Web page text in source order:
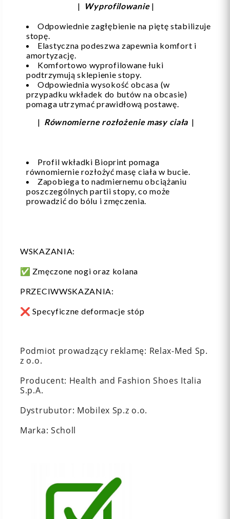
| Wyprofilowanie|
Odpowiednie zagłębienie na piętę stabilizuje
stopę.
Elastyczna podeszwa zapewnia komfort i
amortyzację.
Komfortowo wyprofilowane łuki
podtrzymują sklepienie stopy.
Odpowiednia wysokość obcasa (w
przypadku wkładek do butów na obcasie)
pomaga utrzymać prawidłową postawę.
| Równomierne rozłożenie masy ciała |
Profil wkładki Bioprint pomaga
równomiernie rozłożyć masę ciała w bucie.
Zapobiega to nadmiernemu obciążaniu
poszczególnych partii stopy, co może
prowadzić do bólu i zmęczenia.
WSKAZANIA:
✅ Zmęczone nogi oraz kolana
PRZECIWWSKAZANIA:
❌Specyficzne deformacje stóp
Podmiot prowadzący reklamę: Relax-Med Sp.
z o.o.
Producent: Health and Fashion Shoes Italia
S.p.A.
Dystrubutor: Mobilex Sp.z o.o.
Marka: Scholl